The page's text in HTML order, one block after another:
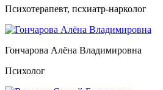
Психотерапевт, псхиатр-нарколог
Гончарова Алёна Владимировна
Психолог